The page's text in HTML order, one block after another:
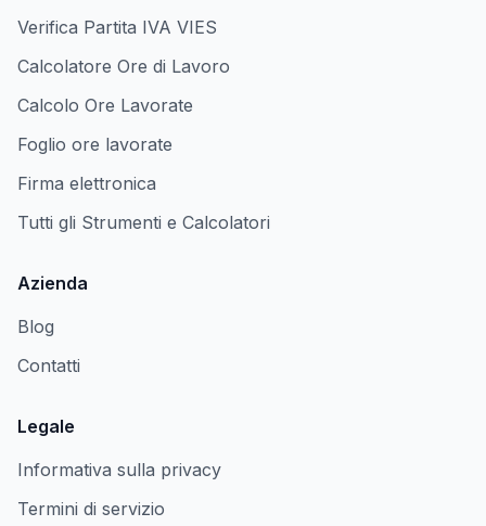
Verifica Partita IVA VIES
Calcolatore Ore di Lavoro
Calcolo Ore Lavorate
Foglio ore lavorate
Firma elettronica
Tutti gli Strumenti e Calcolatori
Azienda
Blog
Contatti
Legale
Informativa sulla privacy
Termini di servizio